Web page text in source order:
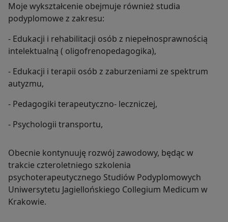
Moje wykształcenie obejmuje również studia
podyplomowe z zakresu:
- Edukacji i rehabilitacji osób z niepełnosprawnością
intelektualną ( oligofrenopedagogika),
- Edukacji i terapii osób z zaburzeniami ze spektrum
autyzmu,
- Pedagogiki terapeutyczno- leczniczej,
- Psychologii transportu,
Obecnie kontynuuję rozwój zawodowy, będąc w
trakcie czteroletniego szkolenia
psychoterapeutycznego Studiów Podyplomowych
Uniwersytetu Jagiellońskiego Collegium Medicum w
Krakowie.